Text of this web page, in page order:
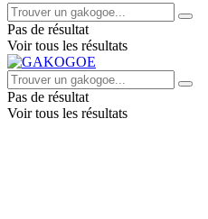
Pas de résultat
Voir tous les résultats
Pas de résultat
Voir tous les résultats